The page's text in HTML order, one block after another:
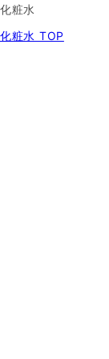
化粧水
化粧水 TOP